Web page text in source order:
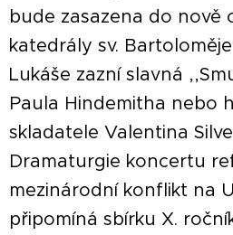
bude zasazena do nově
katedrály sv.
Lukáše zazní slavná
Paula Hindemitha nebo
skladatele Valentina
Dramaturgie koncertu
mezinárodní konflikt na
připomíná sbírku X.